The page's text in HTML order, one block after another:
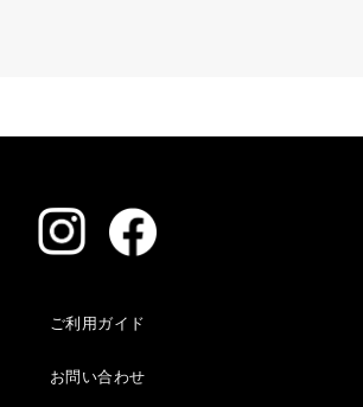
ご利用ガイド
お問い合わせ